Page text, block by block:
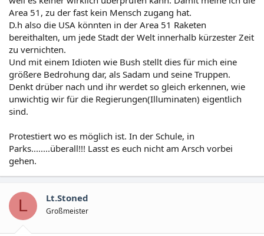
Area 51, zu der fast kein Mensch zugang hat.
D.h also die USA könnten in der Area 51 Raketen
bereithalten, um jede Stadt der Welt innerhalb kürzester Zeit
zu vernichten.
Und mit einem Idioten wie Bush stellt dies für mich eine
größere Bedrohung dar, als Sadam und seine Truppen.
Denkt drüber nach und ihr werdet so gleich erkennen, wie
unwichtig wir für die Regierungen(Illuminaten) eigentlich
sind.
Protestiert wo es möglich ist. In der Schule, in
Parks........überall!!! Lasst es euch nicht am Arsch vorbei
gehen.
L Lt.Stoned
Großmeister